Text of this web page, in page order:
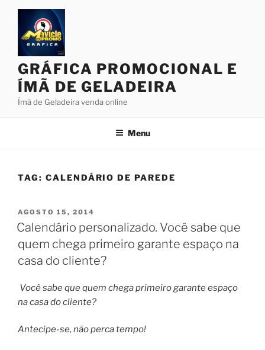
Pular
conteúdo
GRÁFICA PROMOCIONAL E
ÍMÃ DE GELADEIRA
Ímã de Geladeira venda online
Menu
TAG: CALENDÁRIO DE PAREDE
PUBLICADO
EM
AGOSTO 15, 2014
Calendário personalizado. Você sabe que
quem chega primeiro garante espaço na
casa do cliente?
Você sabe que quem chega primeiro garante espaço
na casa do cliente?
Antecipe-se, não perca tempo!